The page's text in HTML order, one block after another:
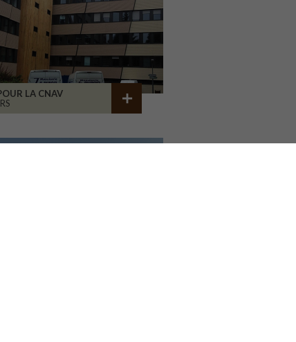
LA CNAV